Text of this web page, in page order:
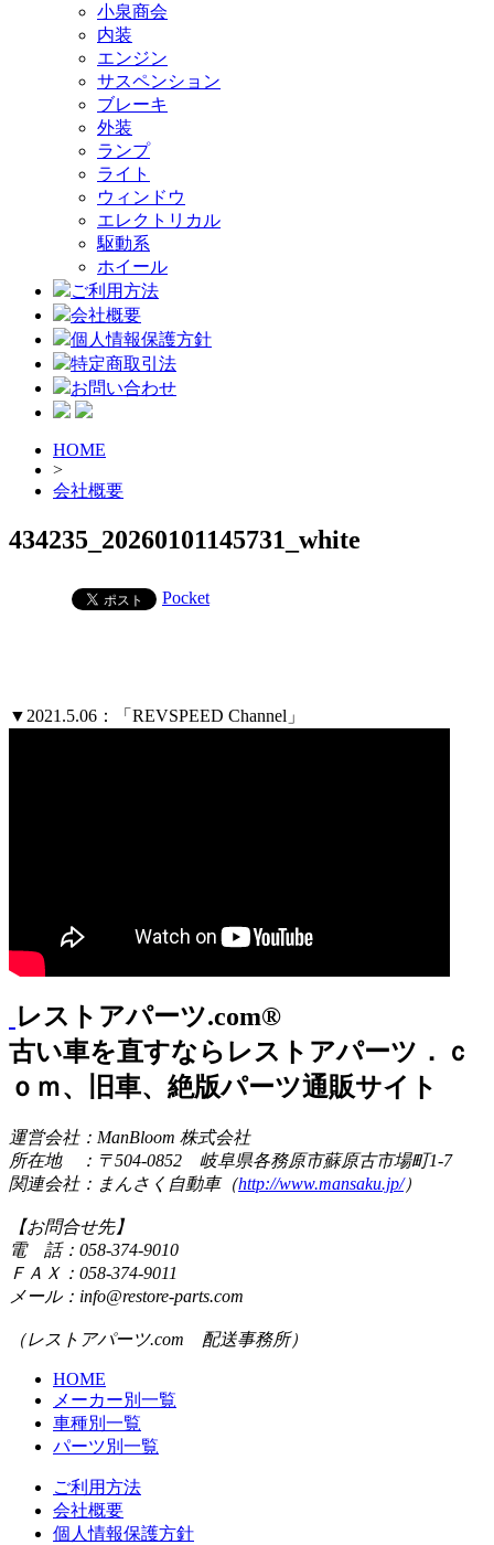
小泉商会
内装
エンジン
サスペンション
ブレーキ
外装
ランプ
ライト
ウィンドウ
エレクトリカル
駆動系
ホイール
ご利用方法
会社概要
個人情報保護方針
特定商取引法
お問い合わせ
HOME
>
会社概要
434235_20260101145731_white
Pocket
▼2021.5.06：「REVSPEED Channel」
レストアパーツ.com®
古い車を直すならレストアパーツ．ｃ
ｏｍ、旧車、絶版パーツ通販サイト
運営会社：ManBloom 株式会社
所在地 ：〒504-0852 岐阜県各務原市蘇原古市場町1-7
関連会社：まんさく自動車（http://www.mansaku.jp/）
【お問合せ先】
電 話：058-374-9010
ＦＡＸ：058-374-9011
メール：info@restore-parts.com
（レストアパーツ.com 配送事務所）
HOME
メーカー別一覧
車種別一覧
パーツ別一覧
ご利用方法
会社概要
個人情報保護方針